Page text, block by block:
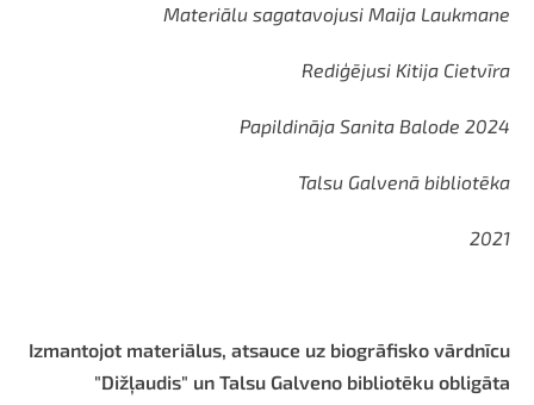
Materiālu sagatavojusi Maija Laukmane
Rediģējusi Kitija Cietvīra
Papildināja Sanita Balode 2024
Talsu Galvenā bibliotēka
2021
Izmantojot materiālus, atsauce uz biogrāfisko vārdnīcu
"Dižļaudis" un Talsu Galveno bibliotēku obligāta